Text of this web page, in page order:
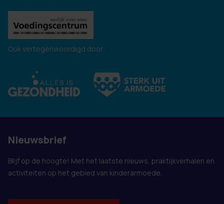
Ook vertegenwoordigd door:
Nieuwsbrief
Blijf op de hoogte! Met het laatste nieuws, praktijkverhalen en
activiteiten op het gebied van kinderarmoede.